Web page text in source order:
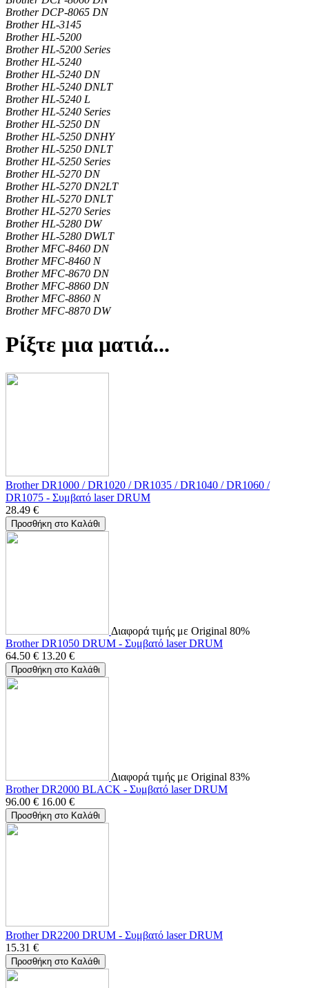
Brother DCP-8065 DN
Brother HL-3145
Brother HL-5200
Brother HL-5200 Series
Brother HL-5240
Brother HL-5240 DN
Brother HL-5240 DNLT
Brother HL-5240 L
Brother HL-5240 Series
Brother HL-5250 DN
Brother HL-5250 DNHY
Brother HL-5250 DNLT
Brother HL-5250 Series
Brother HL-5270 DN
Brother HL-5270 DN2LT
Brother HL-5270 DNLT
Brother HL-5270 Series
Brother HL-5280 DW
Brother HL-5280 DWLT
Brother MFC-8460 DN
Brother MFC-8460 N
Brother MFC-8670 DN
Brother MFC-8860 DN
Brother MFC-8860 N
Brother MFC-8870 DW
Ρίξτε μια ματιά...
Brother DR1000 / DR1020 / DR1035 / DR1040 / DR1060 /
DR1075 - Συμβατό laser DRUM
28.49 €
Προσθήκη στο Καλάθι
Διαφορά τιμής με Original 80%
Brother DR1050 DRUM - Συμβατό laser DRUM
64.50 € 13.20 €
Προσθήκη στο Καλάθι
Διαφορά τιμής με Original 83%
Brother DR2000 BLACK - Συμβατό laser DRUM
96.00 € 16.00 €
Προσθήκη στο Καλάθι
Brother DR2200 DRUM - Συμβατό laser DRUM
15.31 €
Προσθήκη στο Καλάθι